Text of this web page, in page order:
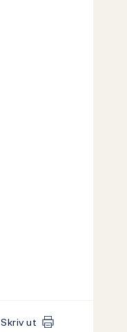
Skriv ut